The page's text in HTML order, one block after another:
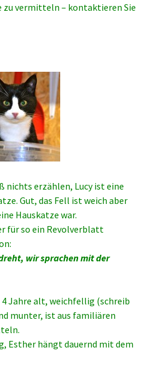
vermitteln – kontaktieren Sie
nichts erzählen, Lucy ist eine
Gut, das Fell ist weich aber
Hauskatze war.
für so ein Revolverblatt
wir sprachen mit der
4 Jahre alt, weichfellig (schreib
munter, ist aus familiären
Esther hängt dauernd mit dem